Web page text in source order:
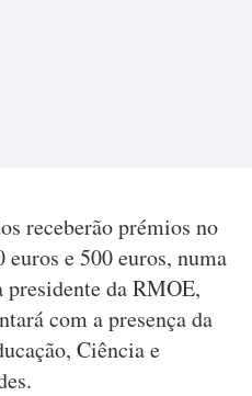
receberão prémios no
e 500 euros, numa
da RMOE,
com a presença da
Ciência e